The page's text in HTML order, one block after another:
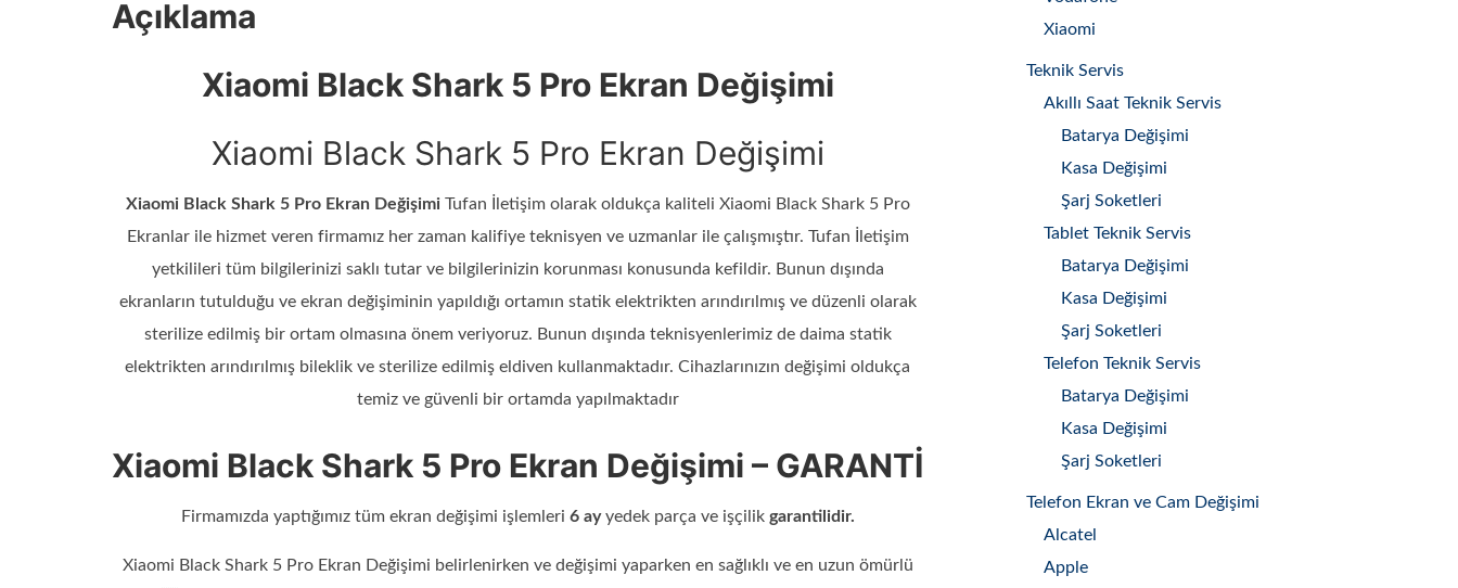
Açıklama
Xiaomi Black Shark 5 Pro Ekran Değişimi
Xiaomi Black Shark 5 Pro Ekran Değişimi
Xiaomi Black Shark 5 Pro Ekran Değişimi Tufan İletişim olarak oldukça kaliteli Xiaomi Black Shark 5 Pro
Ekranlar ile hizmet veren firmamız her zaman kalifiye teknisyen ve uzmanlar ile çalışmıştır. Tufan İletişim
yetkilileri tüm bilgilerinizi saklı tutar ve bilgilerinizin korunması konusunda kefildir. Bunun dışında
ekranların tutulduğu ve ekran değişiminin yapıldığı ortamın statik elektrikten arındırılmış ve düzenli olarak
sterilize edilmiş bir ortam olmasına önem veriyoruz. Bunun dışında teknisyenlerimiz de daima statik
elektrikten arındırılmış bileklik ve sterilize edilmiş eldiven kullanmaktadır. Cihazlarınızın değişimi oldukça
temiz ve güvenli bir ortamda yapılmaktadır
Xiaomi Black Shark 5 Pro Ekran Değişimi – GARANTİ
Firmamızda yaptığımız tüm ekran değişimi işlemleri 6 ayyedek parça ve işçilik garantilidir.
Xiaomi Black Shark 5 Pro Ekran Değişimi belirlenirken ve değişimi yaparken en sağlıklı ve en uzun ömürlü
Xiaomi
Teknik Servis
Akıllı Saat Teknik Servis
Batarya Değişimi
Kasa Değişimi
Şarj Soketleri
Tablet Teknik Servis
Batarya Değişimi
Kasa Değişimi
Şarj Soketleri
Telefon Teknik Servis
Batarya Değişimi
Kasa Değişimi
Şarj Soketleri
Telefon Ekran ve Cam Değişimi
Alcatel
Apple